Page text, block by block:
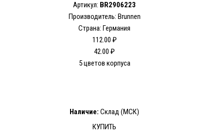
Артикул: BR2906223
Производитель: Brunnen
Страна: Германия
112.00 ₽
42.00 ₽
5 цветов корпуса
Наличие: Склад (МСК)
КУПИТЬ